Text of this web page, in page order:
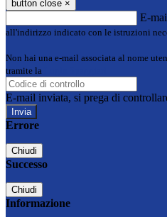
button close ×
E-
all'indirizzo indicato con le istruzioni
Non hai una e-mail associata al nome
tramite la
E-mail inviata, si prega di
Errore
Chiudi
Successo
Chiudi
Informazione